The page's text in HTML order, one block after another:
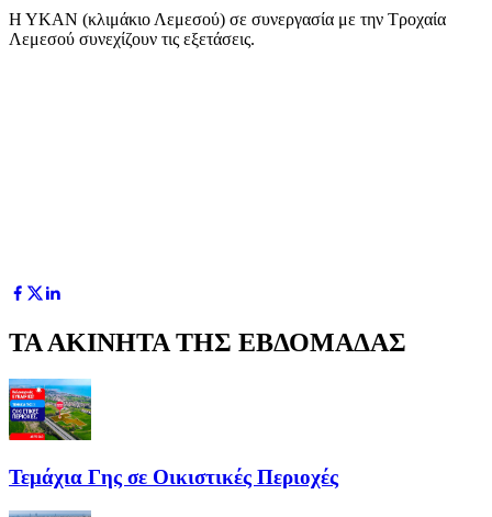
Η ΥΚΑΝ (κλιμάκιο Λεμεσού) σε συνεργασία με την Τροχαία
Λεμεσού συνεχίζουν τις εξετάσεις.
ΤΑ ΑΚΙΝΗΤΑ ΤΗΣ ΕΒΔΟΜΑΔΑΣ
Τεμάχια Γης σε Οικιστικές Περιοχές